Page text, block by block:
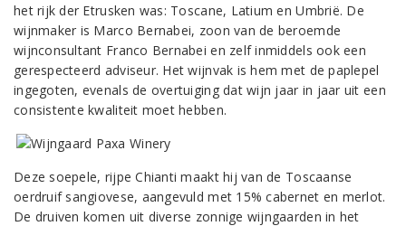
het rijk der Etrusken was: Toscane, Latium en Umbrië. De
wijnmaker is Marco Bernabei, zoon van de beroemde
wijnconsultant Franco Bernabei en zelf inmiddels ook een
gerespecteerd adviseur. Het wijnvak is hem met de paplepel
ingegoten, evenals de overtuiging dat wijn jaar in jaar uit een
consistente kwaliteit moet hebben.
Deze soepele, rijpe Chianti maakt hij van de Toscaanse
oerdruif sangiovese, aangevuld met 15% cabernet en merlot.
De druiven komen uit diverse zonnige wijngaarden in het